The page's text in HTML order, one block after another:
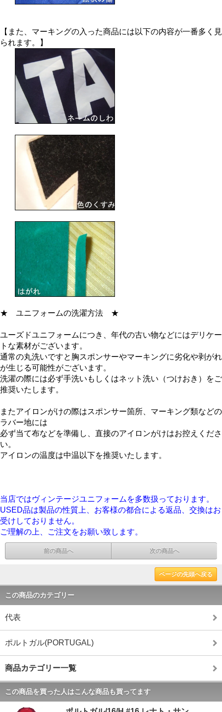
【また、マーキングの入った商品には以下の内容が一番多く見
られます。】
★ ユニフォームの洗濯方法 ★
ユーズドユニフォームにつき、年代の古い物などにはデリケー
トな素材がございます。
通常の丸洗いですと胸スポンサーやマーキングに劣化や剥がれ
が生じる可能性がございます。
洗濯の際には必ず手洗いもしくはネット洗い（つけおき）をご
推奨いたします。
またアイロンがけの際はスポンサー箇所、マーキング類などの
ラバー地には
必ず当て布などを準備し、直接のアイロンがけはお控えくださ
い。
アイロンの温度は中温以下を推奨いたします。
当店ではヴィンテージユニフォームを多数扱っております。
USED品は製品の性質上、お客様の都合による返品、交換はお
受けしておりません。
ご理解の上、ご注文をお願い致します。
前の商品へ 次の商品へ
ページの先頭へ戻る
この商品のカテゴリー
代表
ポルトガル(PORTUGAL)
商品カテゴリー一覧
この商品を買った人はこんな商品も買ってます